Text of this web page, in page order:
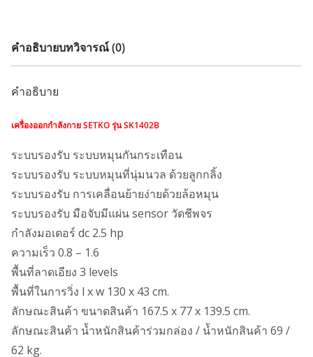
คำอธิบายบทวิจารณ์ (0)
คำอธิบาย
เครื่องออกกำลังกายSETKO รุ่น SK1402B
ระบบรองรับ ระบบหมุนกันกระเทือน
ระบบรองรับ ระบบหมุนที่นุ่มนวล ด้วยลูกกลิ้ง
ระบบรองรับ การเคลื่อนย้ายง่ายด้วยล้อหมุน
ระบบรองรับ มือจับมีแผ่น sensor วัดชีพจร
กำลังมอเตอร์ dc 2.5 hp
ความเร็ว 0.8 – 1.6
พื้นที่ลาดเอียง 3 levels
พื้นที่ในการวิ่ง l x w 130 x 43 cm.
ลักษณะสินค้า ขนาดสินค้า 167.5 x 77 x 139.5 cm.
ลักษณะสินค้า น้ำหนักสินค้าร่วมกล่อง / น้ำหนักสินค้า 69 /
62 kg.